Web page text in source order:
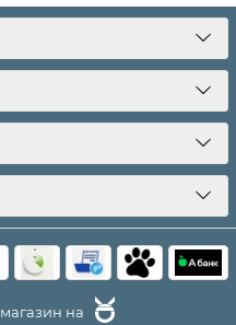
на